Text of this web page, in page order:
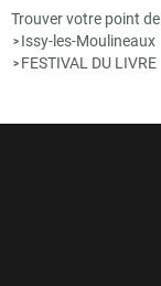
Trouver votre point
> Issy-les-Moulineaux
> FESTIVAL DU LIVRE